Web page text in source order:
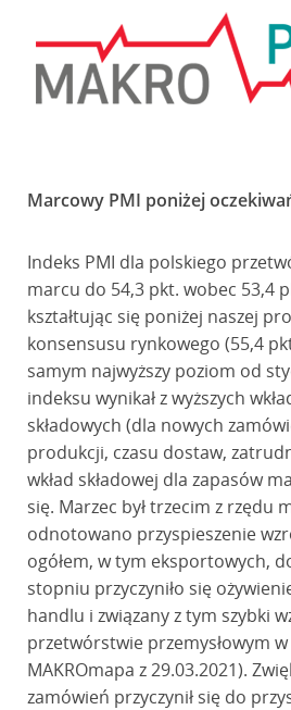
Marcowy PMI poniżej
Indeks PMI dla polskiego
marcu do 54,3 pkt. wobec 53,4
kształtując się poniżej naszej
konsensusu rynkowego (55,4
samym najwyższy poziom od
indeksu wynikał z wyższych
składowych (dla nowych
produkcji, czasu dostaw,
wkład składowej dla zapasów
się. Marzec był trzecim z rzędu
odnotowano przyspieszenie
ogółem, w tym eksportowych,
stopniu przyczyniło się
handlu i związany z tym szybki
przetwórstwie przemysłowym
MAKROmapa z 29.03.2021).
zamówień przyczynił się do